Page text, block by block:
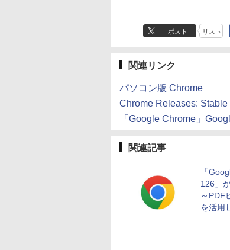
ポスト リスト
関連リンク
パソコン版 Chrome
Chrome Releases:
「Google Chrome」
関連記事
「
126」
～PDF
を活用